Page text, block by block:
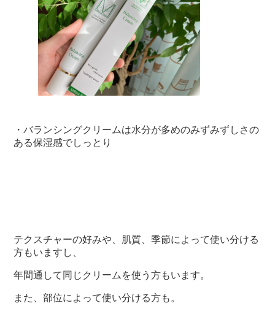
・バランシングクリームは水分が多めのみずみずしさの
ある保湿感でしっとり
テクスチャーの好みや、肌質、季節によって使い分ける
方もいますし、
年間通して同じクリームを使う方もいます。
また、部位によって使い分ける方も。